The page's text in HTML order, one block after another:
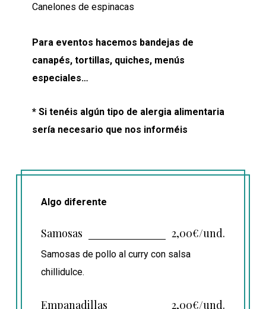
Canelones de espinacas
Para eventos hacemos bandejas de
canapés, tortillas, quiches, menús
especiales…
* Si tenéis algún tipo de alergia alimentaria
sería necesario que nos informéis
Algo diferente
Samosas 2,00€/und.
Samosas de pollo al curry con salsa
chillidulce.
Empanadillas 2,00€/und.